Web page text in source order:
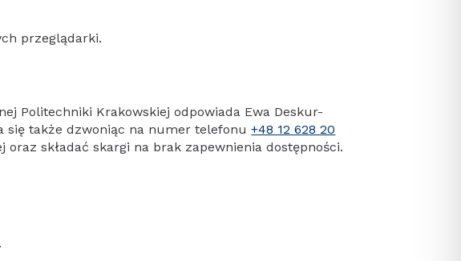
przeglądarki.
Politechniki Krakowskiej odpowiada Ewa Deskur-
się także dzwoniąc na numer telefonu+48 12 628 20
składać skargi na brak zapewnienia dostępności.